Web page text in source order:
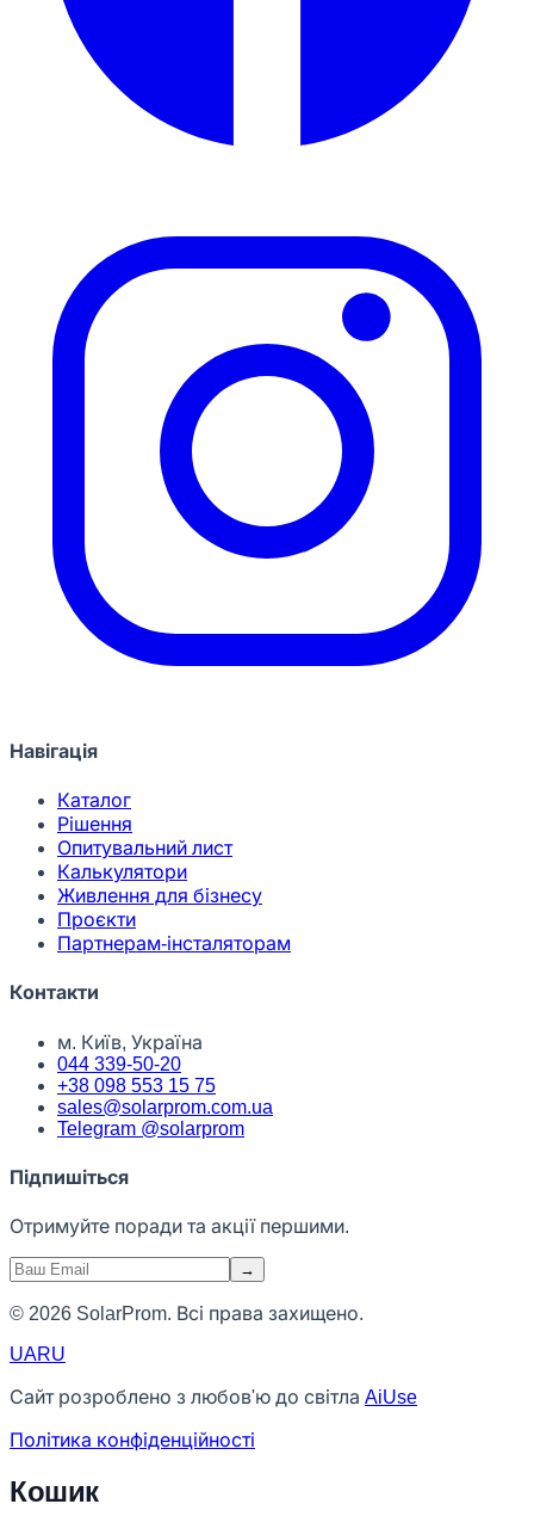
Навігація
Каталог
Рішення
Опитувальний лист
Калькулятори
Живлення для бізнесу
Проєкти
Партнерам-інсталяторам
Контакти
м. Київ, Україна
044 339-50-20
+38 098 553 15 75
sales@solarprom.com.ua
Telegram @solarprom
Підпишіться
Отримуйте поради та акції першими.
→
© 2026 SolarProm. Всі права захищено.
UARU
Сайт розроблено з любов'ю до світла AiUse
Політика конфіденційності
Кошик